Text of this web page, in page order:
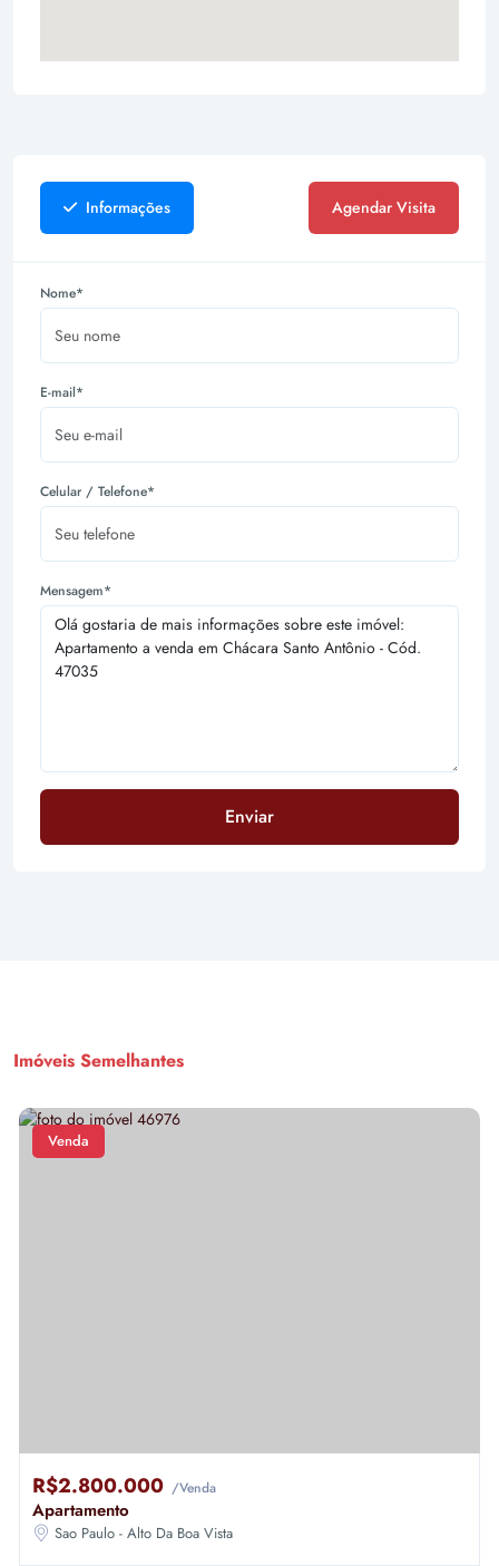
Informações Agendar Visita
Nome*
E-mail*
Celular / Telefone*
Mensagem*
Enviar
Imóveis Semelhantes
Venda
R$2.800.000 /Venda
Apartamento
Sao Paulo - Alto Da Boa Vista